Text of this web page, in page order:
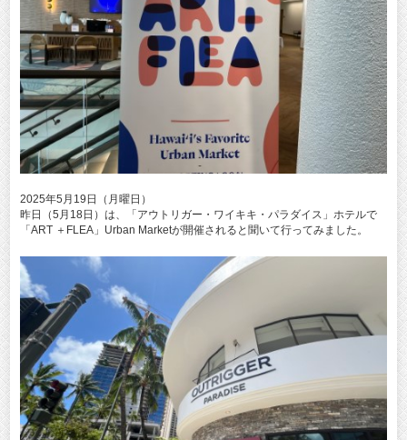
2025年5月19日（月曜日）
昨日（5月18日）は、「アウトリガー・ワイキキ・パラダイス」ホテルで
「ART ＋FLEA」Urban Marketが開催されると聞いて行ってみました。